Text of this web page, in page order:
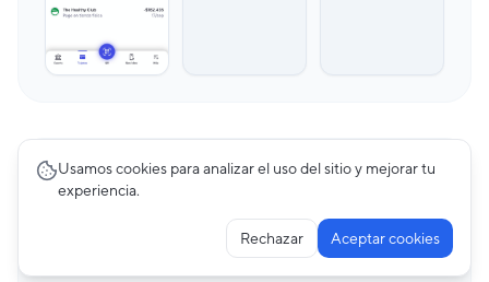
Premium
Bill Payments 22pantallas
Usamos cookies para analizar el uso del sitio y mejorar tu
experiencia.
Rechazar Aceptar cookies